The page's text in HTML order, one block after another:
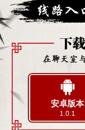
安卓版本
1.0.1